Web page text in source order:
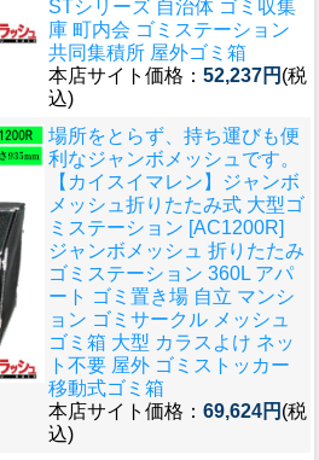
STシリーズ 自治体 ゴミ収集
庫 町内会 ゴミステーション
共同集積所 屋外ゴミ箱
本店サイト価格： 52,237円 (税
込)
場所をとらず、持ち運びも便
利なジャンボメッシュです。
【カイスイマレン】ジャンボ
メッシュ折りたたみ式 大型ゴ
ミステーション [AC1200R]
ジャンボメッシュ 折りたたみ
ゴミステーション 360L アパ
ート ゴミ置き場 自立 マンシ
ョン ゴミサークル メッシュ
ゴミ箱 大型 カラスよけ ネッ
ト不要 屋外 ゴミストッカー
移動式ゴミ箱
本店サイト価格： 69,624円 (税
込)